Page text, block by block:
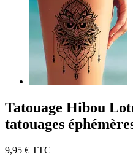
Tatouage Hibou
tatouages
9,95 € TTC